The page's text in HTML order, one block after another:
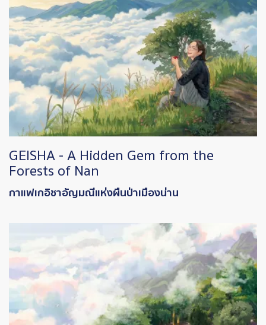
GEISHA - A Hidden Gem from the
Forests of Nan
กาแฟเกอิชาอัญมณีแห่งผืนป่าเมืองน่าน